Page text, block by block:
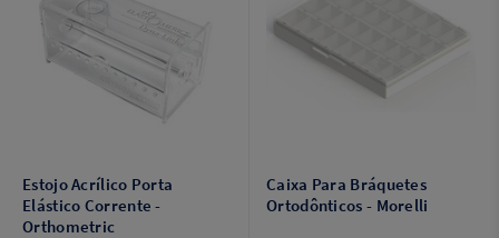
Estojo Acrílico Porta
Elástico Corrente -
Orthometric
Caixa Para Bráquetes
Ortodônticos - Morelli